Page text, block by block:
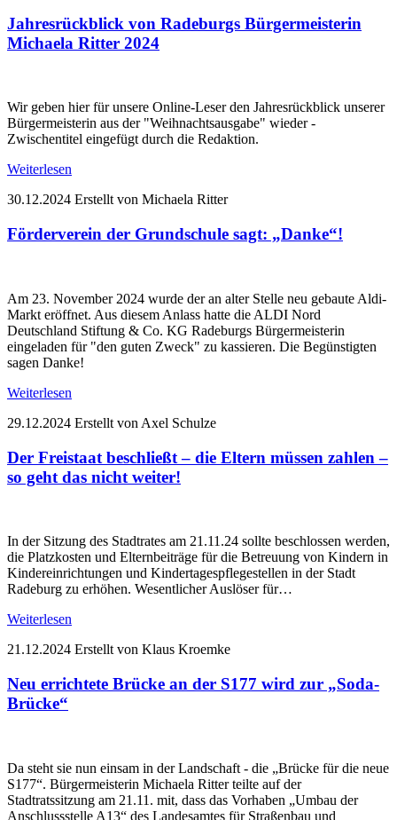
Jahresrückblick von Radeburgs Bürgermeisterin
Michaela Ritter 2024
Wir geben hier für unsere Online-Leser den Jahresrückblick unserer
Bürgermeisterin aus der "Weihnachtsausgabe" wieder -
Zwischentitel eingefügt durch die Redaktion.
Weiterlesen
30.12.2024 Erstellt von Michaela Ritter
Förderverein der Grundschule sagt: „Danke“!
Am 23. November 2024 wurde der an alter Stelle neu gebaute Aldi-
Markt eröffnet. Aus diesem Anlass hatte die ALDI Nord
Deutschland Stiftung & Co. KG Radeburgs Bürgermeisterin
eingeladen für "den guten Zweck" zu kassieren. Die Begünstigten
sagen Danke!
Weiterlesen
29.12.2024 Erstellt von Axel Schulze
Der Freistaat beschließt – die Eltern müssen zahlen –
so geht das nicht weiter!
In der Sitzung des Stadtrates am 21.11.24 sollte beschlossen werden,
die Platzkosten und Elternbeiträge für die Betreuung von Kindern in
Kindereinrichtungen und Kindertagespflegestellen in der Stadt
Radeburg zu erhöhen. Wesentlicher Auslöser für…
Weiterlesen
21.12.2024 Erstellt von Klaus Kroemke
Neu errichtete Brücke an der S177 wird zur „Soda-
Brücke“
Da steht sie nun einsam in der Landschaft - die „Brücke für die neue
S177“. Bürgermeisterin Michaela Ritter teilte auf der
Stadtratssitzung am 21.11. mit, dass das Vorhaben „Umbau der
Anschlussstelle A13“ des Landesamtes für Straßenbau und